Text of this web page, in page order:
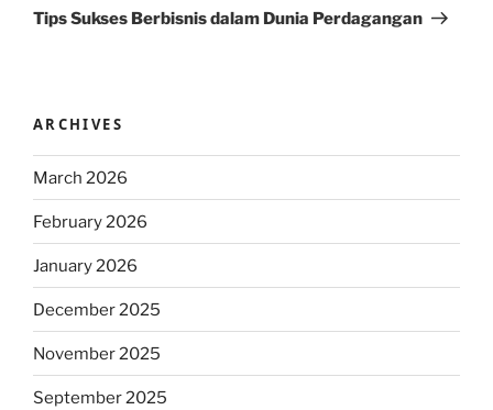
Post
Tips Sukses Berbisnis dalam Dunia Perdagangan
ARCHIVES
March 2026
February 2026
January 2026
December 2025
November 2025
September 2025